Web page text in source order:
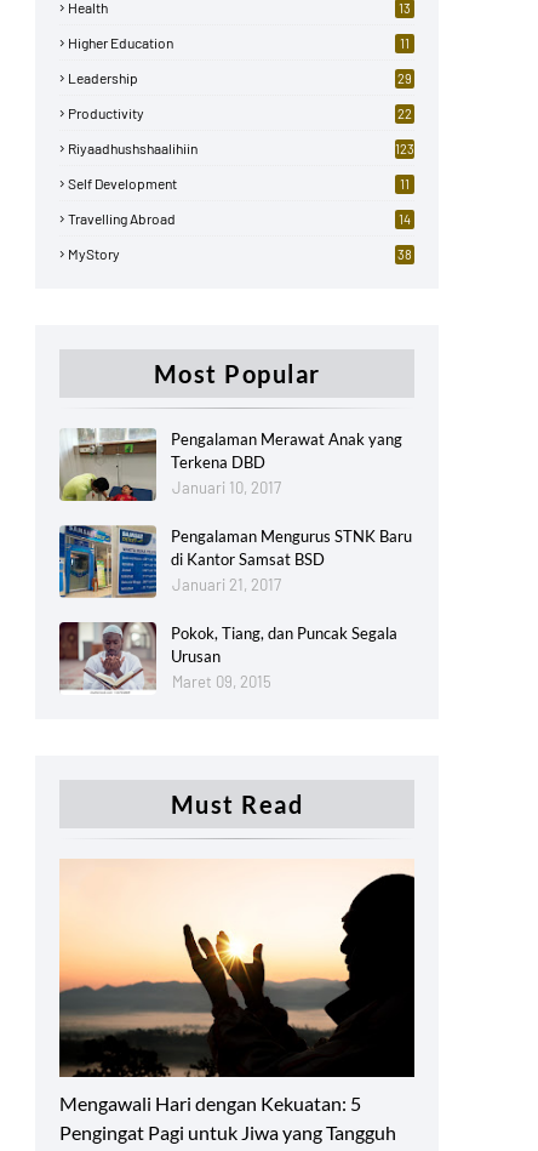
Health 13
Higher Education 11
Leadership 29
Productivity 22
Riyaadhushshaalihiin 123
Self Development 11
Travelling Abroad 14
MyStory 38
Most Popular
Pengalaman Merawat Anak yang
Terkena DBD
Januari 10, 2017
Pengalaman Mengurus STNK Baru
di Kantor Samsat BSD
Januari 21, 2017
Pokok, Tiang, dan Puncak Segala
Urusan
Maret 09, 2015
Must Read
Mengawali Hari dengan Kekuatan: 5
Pengingat Pagi untuk Jiwa yang Tangguh